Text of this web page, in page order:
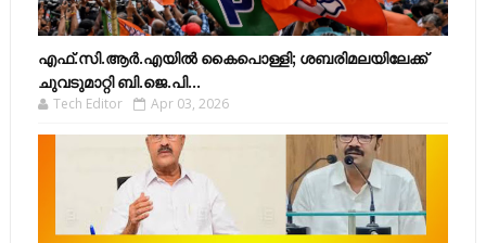
എഫ്​.സി.ആർ.എയിൽ കൈപൊള്ളി; ശബരിമലയിലേക്ക്​
ചുവടുമാറ്റി ബി.ജെ.പി...
Tech Editor Apr 03, 2026